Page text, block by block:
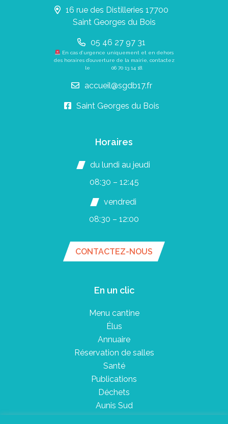
16 rue des Distilleries 17700
Saint Georges du Bois
05 46 27 97 31
En cas d’urgence uniquement et en dehors
des horaires d’ouverture de la mairie, contactez
le 06 70 13 14 18
accueil@sgdb17.fr
Saint Georges du Bois
Horaires
du lundi au jeudi
08:30 – 12:45
vendredi
08:30 – 12:00
CONTACTEZ-NOUS
En un clic
Menu cantine
Élus
Annuaire
Réservation de salles
Santé
Publications
Déchets
Aunis Sud